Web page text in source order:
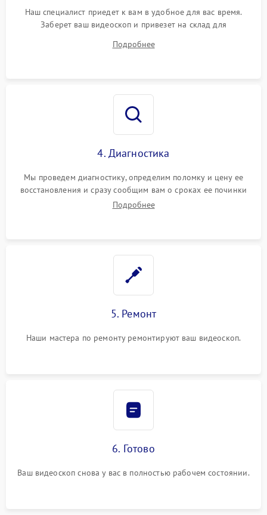
Наш специалист приедет к вам в удобное для вас время.
Заберет ваш видеоскоп и привезет на склад для
Подробнее
4. Диагностика
Мы проведем диагностику, определим поломку и цену ее
восстановления и сразу сообщим вам о сроках ее починки
Подробнее
5. Ремонт
Наши мастера по ремонту ремонтируют ваш видеоскоп.
6. Готово
Ваш видеоскоп снова у вас в полностью рабочем состоянии.